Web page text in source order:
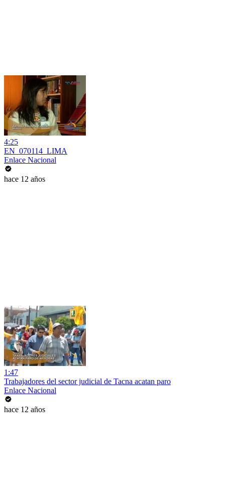
4:25
EN_070114_LIMA
Enlace Nacional
hace 12 años
1:47
Trabajadores del sector judicial de Tacna acatan paro
Enlace Nacional
hace 12 años